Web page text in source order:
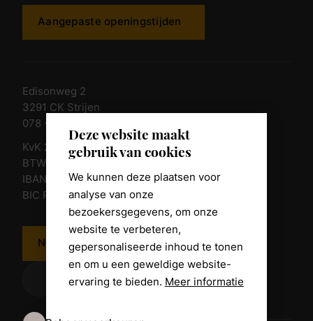
Deze website maakt
gebruik van cookies
We kunnen deze plaatsen voor
analyse van onze
bezoekersgegevens, om onze
website te verbeteren,
gepersonaliseerde inhoud te tonen
en om u een geweldige website-
ervaring te bieden. Meer informatie
Aangepaste openingstijden
Edisonweg 2
3291 CK Strijen
078 - 674 84 85
KvK 23011135
BTW nr. NL 805098938.B.01
IBAN NL10 RABO 0361 8039 58
BIC RABONL2U
Neem contact op